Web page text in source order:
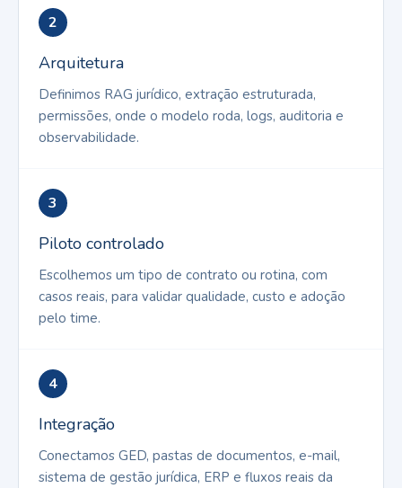
2
Arquitetura
Definimos RAG jurídico, extração estruturada,
permissões, onde o modelo roda, logs, auditoria e
observabilidade.
3
Piloto controlado
Escolhemos um tipo de contrato ou rotina, com
casos reais, para validar qualidade, custo e adoção
pelo time.
4
Integração
Conectamos GED, pastas de documentos, e-mail,
sistema de gestão jurídica, ERP e fluxos reais da